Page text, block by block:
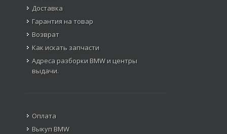
Доставка
Гарантия на товар
Возврат
Как искать запчасти
Адреса разборки BMW и центры
выдачи.
Оплата
Выкуп BMW